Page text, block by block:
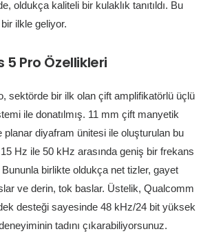
oldukça kaliteli bir kulaklık tanıtıldı. Bu
ilkle geliyor.
5 Pro Özellikleri
sektörde bir ilk olan çift amplifikatörlü üçlü
ile donatılmış. 11 mm çift manyetik
diyafram ünitesi ile oluşturulan bu
Hz ile 50 kHz arasında geniş bir frekans
Bununla birlikte oldukça net tizler, gayet
ve derin, tok baslar. Üstelik, Qualcomm
desteği sayesinde 48 kHz/24 bit yüksek
tadını çıkarabiliyorsunuz.